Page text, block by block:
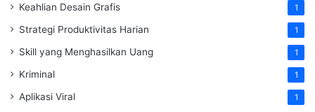
Keahlian Desain Grafis 1
Strategi Produktivitas Harian 1
Skill yang Menghasilkan Uang 1
Kriminal 1
Aplikasi Viral 1